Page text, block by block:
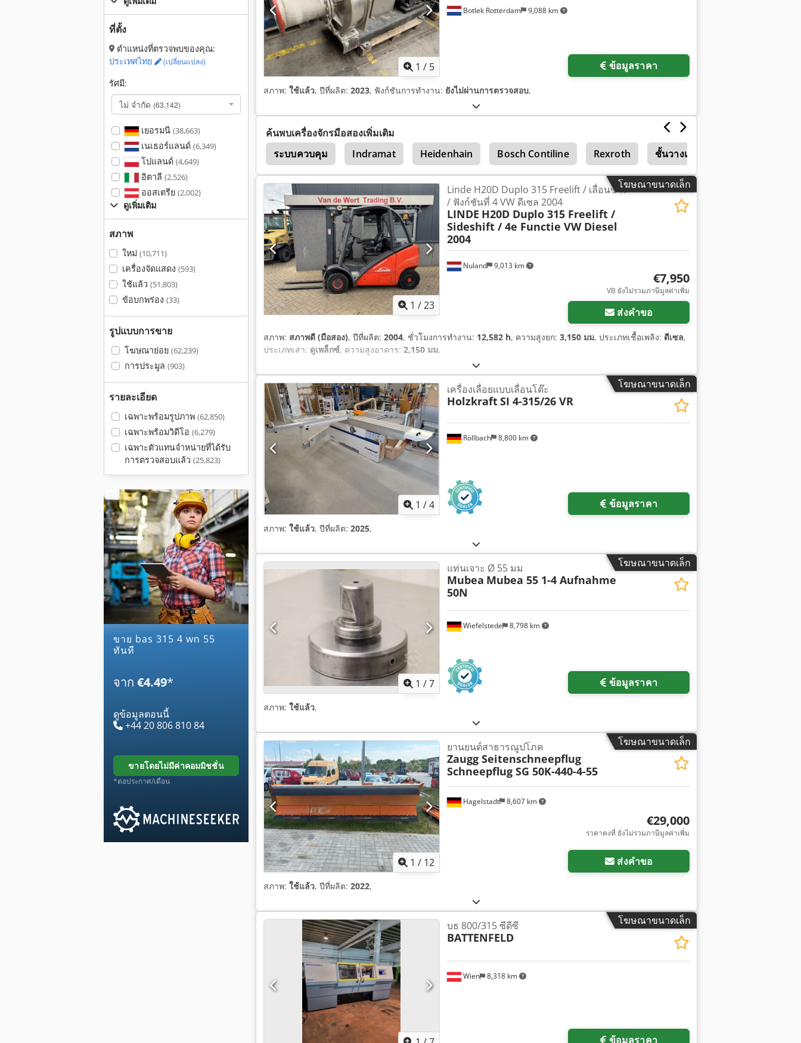
ที่ตั้ง
ตำแหน่งที่ตรวจพบของคุณ:
ประเทศไทย
(เปลี่ยนแปลง)
รัศมี:
ไม่ จำกัด (63,142)
เยอรมนี (38,663)
เนเธอร์แลนด์ (6,349)
โปแลนด์ (4,649)
อิตาลี (2,526)
ออสเตรีย (2,002)
ดูเพิ่มเติม
สภาพ
ใหม่ (10,711)
เครื่องจัดแสดง (593)
ใช้แล้ว (51,803)
ข้อบกพร่อง (33)
รูปแบบการขาย
โฆษณาย่อย (62,239)
การประมูล (903)
รายละเอียด
เฉพาะพร้อมรูปภาพ (62,850)
เฉพาะพร้อมวิดีโอ (6,279)
เฉพาะตัวแทนจำหน่ายที่ได้รับ
การตรวจสอบแล้ว (25,823)
ขาย bas 315 4 wn 55
ทันที
จาก €4.49*
ดูข้อมูลตอนนี้
+44 20 806 810 84
ขายโดยไม่มีค่าคอมมิชชั่น
*ต่อประกาศ/เดือน
1 / 5
Botlek Rotterdam 9,088 km
ข้อมูลราคา
สภาพ: ใช้แล้ว, ปีที่ผลิต: 2023, ฟังก์ชันการทำงาน: ยังไม่ผ่านการตรวจสอบ,
ค้นพบเครื่องจักรมือสองเพิ่มเติม
ระบบควบคุม
Indramat Heidenhain Bosch Contiline Rexroth ชั้นวางแบบเสียบ
Dexion ถาดช่องทาง
โฆษณาขนาดเล็ก
1 /23
Nuland 9,013 km
Linde H20D Duplo 315 Freelift / เลื่อนข้าง
/ ฟังก์ชันที่ 4 VW ดีเซล 2004
LINDE H20D Duplo 315 Freelift /
Sideshift / 4e Functie VW Diesel
2004
€7,950
VB ยังไม่รวมภาษีมูลค่าเพิ่ม
ส่งคำขอ
สภาพ: สภาพดี (มือสอง), ปีที่ผลิต: 2004, ชั่วโมงการทำงาน: 12,582 h, ความสูงยก: 3,150 มม, ประเภทเชื้อเพลิง: ดีเซล,
ประเภทเสา: ดูเพล็กซ์, ความสูงอาคาร: 2,150 มม,
โฆษณาขนาดเล็ก
1 /4
Röllbach 8,800 km
เครื่องเลื่อยแบบเลื่อนโต๊ะ
HolzkraftSI 4-315/26 VR
ข้อมูลราคา
สภาพ: ใช้แล้ว, ปีที่ผลิต: 2025,
โฆษณาขนาดเล็ก
1 /7
Wiefelstede 8,798 km
แท่นเจาะ Ø 55 มม
Mubea Mubea 55 1-4 Aufnahme
50N
ข้อมูลราคา
สภาพ: ใช้แล้ว,
โฆษณาขนาดเล็ก
1 / 12
Hagelstadt 8,607 km
ยานยนต์สาธารณูปโภค
Zaugg Seitenschneepflug
Schneepflug SG 50K-440-4-55
€29,000
ราคาคงที่ ยังไม่รวมภาษีมูลค่าเพิ่ม
ส่งคำขอ
สภาพ: ใช้แล้ว, ปีที่ผลิต: 2022,
โฆษณาขนาดเล็ก
Wien 8,318 km
บธ 800/315 ซีดีซี
BATTENFELD
ข้อมูลราคา